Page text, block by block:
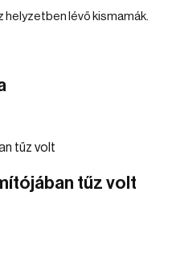
lévő kismamák.
tűz volt